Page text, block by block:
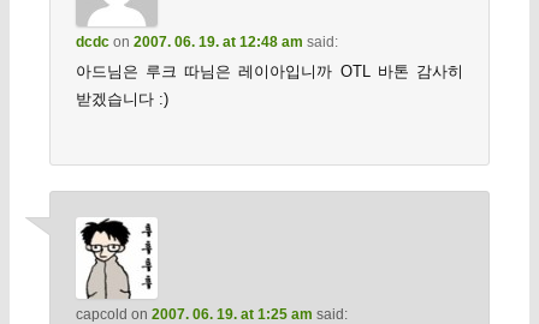
dcdcon 2007. 06. 19. at 12:48 am said:
아드님은 루크 따님은 레이아입니까 OTL 바톤 감사히
받겠습니다 :)
capcold on 2007. 06. 19. at 1:25 am said: